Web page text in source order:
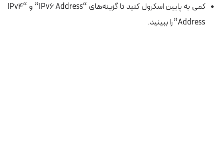
کمی به پایین اسکرول کنید تا گزینه‌های “IPv6 Address” و “IPv4
Address” را ببینید.